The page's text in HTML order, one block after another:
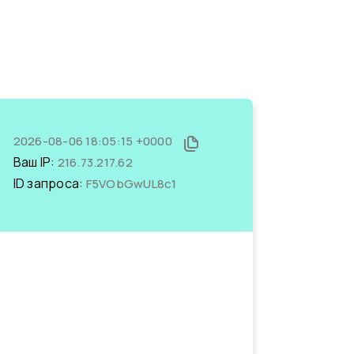
2026-08-06 18:05:15 +0000
Ваш IP: 216.73.217.62
ID запроса: F5VObGwUL8c1